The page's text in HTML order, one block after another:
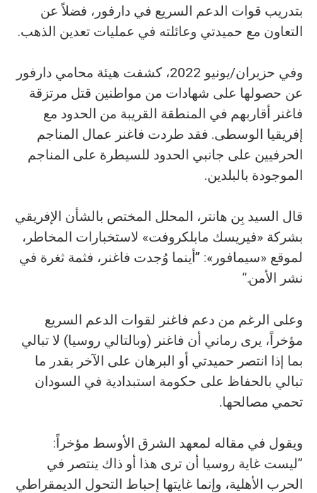
بتدريب قوات الدعم السريع في دارفور، فضلاً عن
التعاون مع حميدتي وعائلته في عمليات تعدين الذهب.
وفي حزيران/يونيو 2022، كشفت هيئة محامي دارفور
عن حصولها على شهادات من مواطنين قتل مرتزقة
فاغنر أقاربهم في المنطقة القريبة من الحدود مع
إفريقيا الوسطى. فقد طردت فاغنر عمال المناجم
الحرفيين على جانبي الحدود للسيطرة على المناجم
الموجودة بالبلدين.
قال السيد بِن هانتر، المحلل المختص بالشأن الإفريقي
بشركة «فيريسك مابلكروفت» لاستخبارات المخاطر،
لموقع «سيمافور»: ”أينما وُجدت فاغنر، فثمة ثغرة في
نشر الأمن.“
وعلى الرغم من دعم فاغنر لقوات الدعم السريع
مؤخراً، يرى رماني أن فاغنر (وبالتالي روسيا) لا تبالي
بما إذا انتصر حميدتي أو البرهان على الآخر بقدر ما
تبالي بالحفاظ على حكومة استبدادية في السودان
تحمي مصالحها.
ويقول في مقاله لمعهد الشرق الأوسط مؤخراً:
”ليست غاية روسيا أن ترى هذا أو ذاك ينتصر في
الحرب الأهلية، وإنما غايتها إحباط التحول الديمقراطي